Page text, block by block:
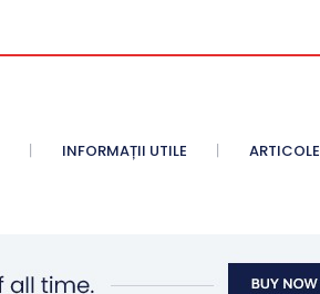
INFORMAȚII UTILE ARTICOLE